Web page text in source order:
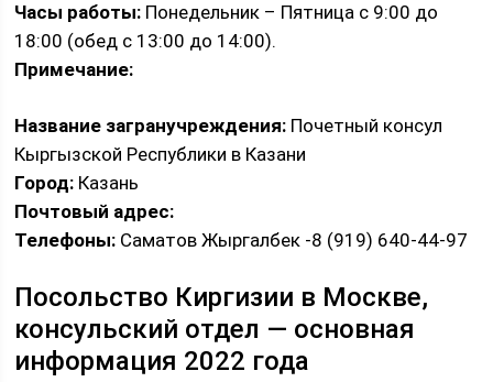
Часы работы: Понедельник – Пятница с 9:00 до
18:00 (обед с 13:00 до 14:00).
Примечание:
Название загранучреждения: Почетный консул
Кыргызской Республики в Казани
Город: Казань
Почтовый адрес:
Телефоны: Саматов Жыргалбек -8 (919) 640-44-97
Посольство Киргизии в Москве,
консульский отдел — основная
информация 2022 года